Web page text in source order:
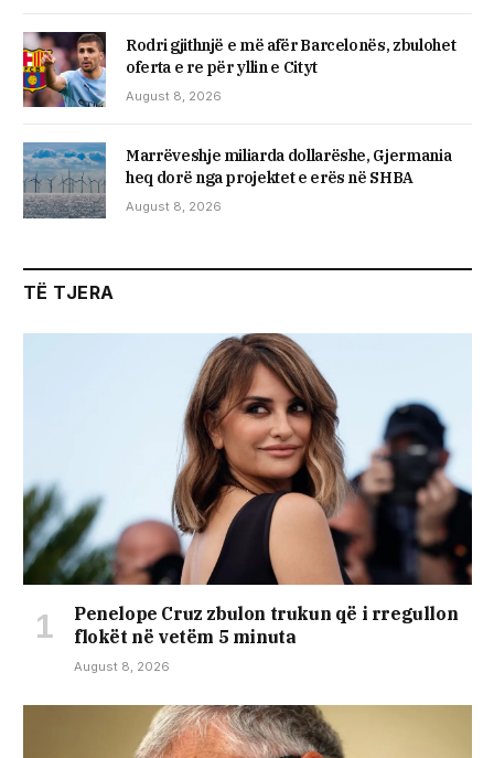
Rodri gjithnjë e më afër Barcelonës, zbulohet
oferta e re për yllin e Cityt
August 8, 2026
Marrëveshje miliarda dollarëshe, Gjermania
heq dorë nga projektet e erës në SHBA
August 8, 2026
TË TJERA
Penelope Cruz zbulon trukun që i rregullon
flokët në vetëm 5 minuta
August 8, 2026